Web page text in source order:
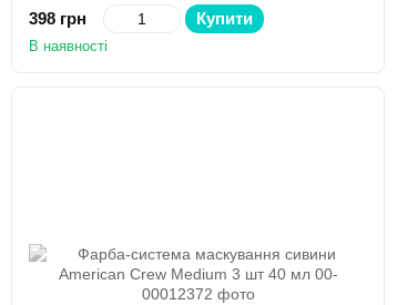
398 грн
Купити
В наявності